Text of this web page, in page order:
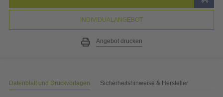
INDIVIDUALANGEBOT
Angebot drucken
Datenblatt und Druckvorlagen Sicherheitshinweise & Hersteller